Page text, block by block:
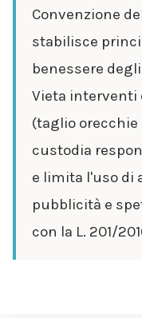
Convenzione
stabilisce
benessere
Vieta
(taglio
custodia
e limita l'uso di
pubblicità e
con la L. 201/